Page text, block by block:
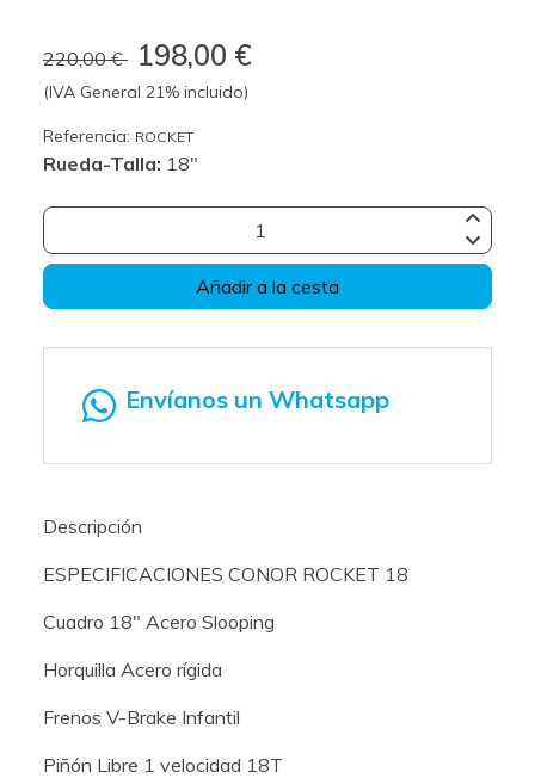
220,00 € 198,00 €
(IVA General 21% incluido)
Referencia: ROCKET
Rueda-Talla: 18"
Añadir a la cesta
Envíanos un Whatsapp
Descripción
ESPECIFICACIONES CONOR ROCKET 18
Cuadro 18" Acero Slooping
Horquilla Acero rígida
Frenos V-Brake Infantil
Piñón Libre 1 velocidad 18T